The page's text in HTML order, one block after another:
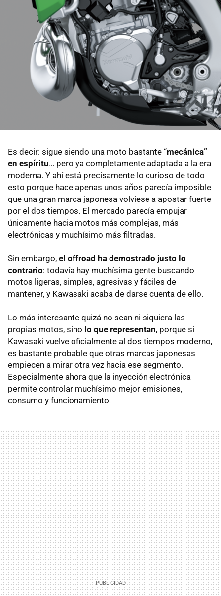
Es decir: sigue siendo una moto bastante “mecánica”
en espíritu… pero ya completamente adaptada a la era
moderna. Y ahí está precisamente lo curioso de todo
esto porque hace apenas unos años parecía imposible
que una gran marca japonesa volviese a apostar fuerte
por el dos tiempos. El mercado parecía empujar
únicamente hacia motos más complejas, más
electrónicas y muchísimo más filtradas.
Sin embargo, el offroad ha demostrado justo lo
contrario: todavía hay muchísima gente buscando
motos ligeras, simples, agresivas y fáciles de
mantener, y Kawasaki acaba de darse cuenta de ello.
Lo más interesante quizá no sean ni siquiera las
propias motos, sino lo que representan, porque si
Kawasaki vuelve oficialmente al dos tiempos moderno,
es bastante probable que otras marcas japonesas
empiecen a mirar otra vez hacia ese segmento.
Especialmente ahora que la inyección electrónica
permite controlar muchísimo mejor emisiones,
consumo y funcionamiento.